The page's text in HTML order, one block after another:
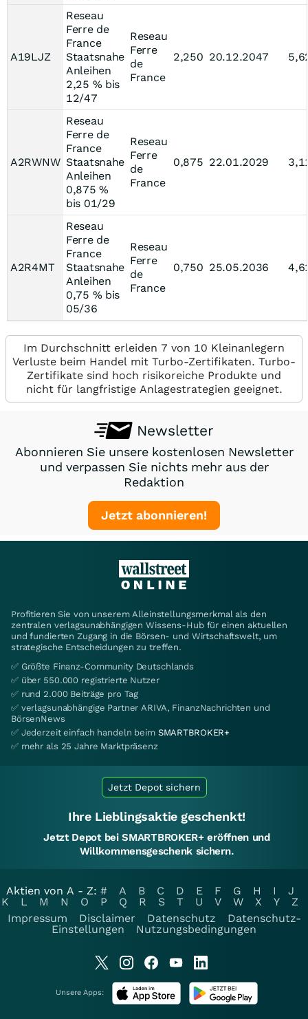
A19LJZ
Reseau
Ferre de
France
Staatsnahe
Anleihen
2,25 % bis
12/47
Reseau
Ferre
de
France
2,250 20.12.2047
A2RWNW
Reseau
Ferre de
France
Staatsnahe
Anleihen
0,875 %
bis 01/29
Reseau
Ferre
de
France
0,875 22.01.2029
A2R4MT
Reseau
Ferre de
France
Staatsnahe
Anleihen
0,75 % bis
05/36
Reseau
Ferre
de
France
0,750 25.05.2036
Im Durchschnitt erleiden 7 von 10 Kleinanlegern
Verluste beim Handel mit Turbo-Zertifikaten. Turbo-
Zertifikate sind hoch risikoreiche Produkte und
nicht für langfristige Anlagestrategien geeignet.
Newsletter
Abonnieren Sie unsere kostenlosen Newsletter
und verpassen Sie nichts mehr aus der
Redaktion
Jetzt abonnieren!
Profitieren Sie von unserem Alleinstellungsmerkmal als den
zentralen verlagsunabhängigen Wissens-Hub für einen aktuellen
und fundierten Zugang in die Börsen- und Wirtschaftswelt, um
strategische Entscheidungen zu treffen.
✅ Größte Finanz-Community Deutschlands
✅ über 550.000 registrierte Nutzer
✅ rund 2.000 Beiträge pro Tag
✅ verlagsunabhängige Partner ARIVA, FinanzNachrichten und
BörsenNews
✅ Jederzeit einfach handeln beim SMARTBROKER+
✅ mehr als 25 Jahre Marktpräsenz
Jetzt Depot sichern
Ihre Lieblingsaktie geschenkt!
Jetzt Depot bei SMARTBROKER+ eröffnen und
Willkommensgeschenk sichern.
Aktien von A - Z: # A B C D E F G H I
J
K
L M N O P Q R S T U V W X Y
Z
Impressum
Disclaimer Datenschutz
Datenschutz-
Einstellungen
Nutzungsbedingungen
Unsere Apps: